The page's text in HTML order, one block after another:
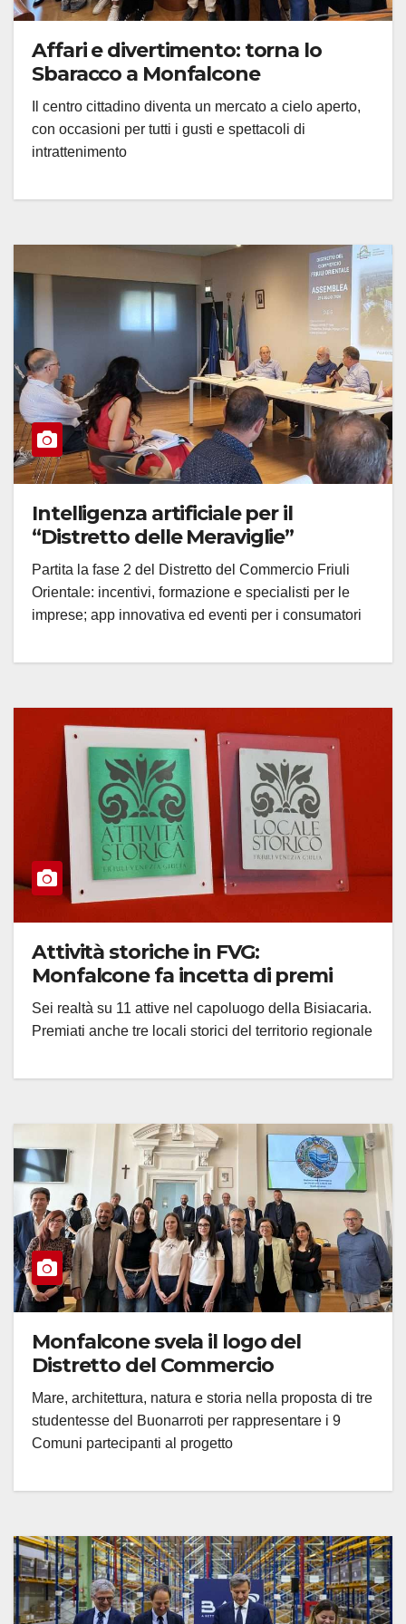
Affari e divertimento: torna lo
Sbaracco a Monfalcone
Il centro cittadino diventa un mercato a cielo aperto,
con occasioni per tutti i gusti e spettacoli di
intrattenimento
Intelligenza artificiale per il
“Distretto delle Meraviglie”
Partita la fase 2 del Distretto del Commercio Friuli
Orientale: incentivi, formazione e specialisti per le
imprese; app innovativa ed eventi per i consumatori
Attività storiche in FVG:
Monfalcone fa incetta di premi
Sei realtà su 11 attive nel capoluogo della Bisiacaria.
Premiati anche tre locali storici del territorio regionale
Monfalcone svela il logo del
Distretto del Commercio
Mare, architettura, natura e storia nella proposta di tre
studentesse del Buonarroti per rappresentare i 9
Comuni partecipanti al progetto